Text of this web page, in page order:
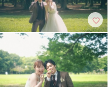
スタジオでの撮影